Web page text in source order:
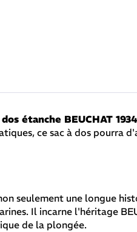
dos étanche BEUCHAT 1934
ce sac à dos pourra
seulement une longue
Il incarne l'héritage
de la plongée.